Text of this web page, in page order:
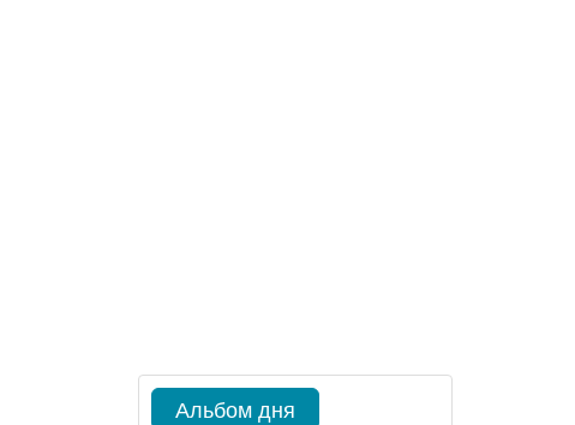
Альбом дня